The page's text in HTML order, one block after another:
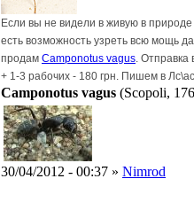
Если вы не видели в живую в
есть возможность узреть всю мощь
продам Camponotus vagus. Отправка
+ 1-3 рабочих - 180 грн. Пишем в
Camponotus vagus (Scopoli,
30/04/2012 - 00:37 » Nimrod